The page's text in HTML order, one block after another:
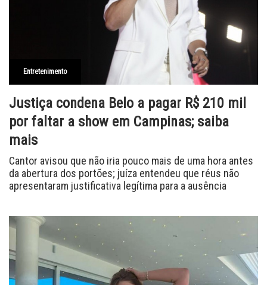
Entretenimento
Justiça condena Belo a pagar R$ 210 mil
por faltar a show em Campinas; saiba
mais
Cantor avisou que não iria pouco mais de uma hora antes
da abertura dos portões; juíza entendeu que réus não
apresentaram justificativa legítima para a ausência